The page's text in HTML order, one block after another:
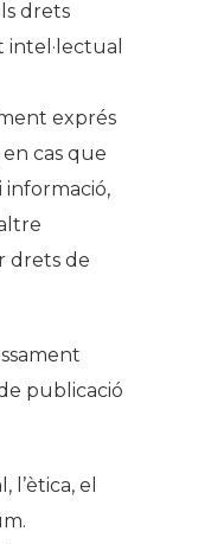
drets
exprés
cas que
drets de
publicació
el